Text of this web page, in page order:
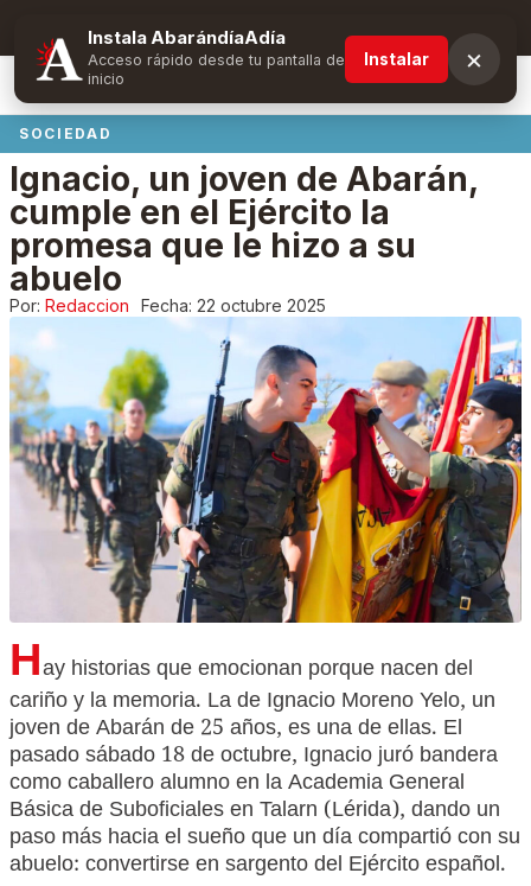
Suscríbete y obtén ventajas exclusivas
SOCIEDAD
Ignacio, un joven de Abarán,
cumple en el Ejército la
promesa que le hizo a su
abuelo
Por: Redaccion Fecha: 22 octubre 2025
Hay historias que emocionan porque nacen del
cariño y la memoria. La de Ignacio Moreno Yelo, un
joven de Abarán de 25 años, es una de ellas. El
pasado sábado 18 de octubre, Ignacio juró bandera
como caballero alumno en la Academia General
Básica de Suboficiales en Talarn (Lérida), dando un
paso más hacia el sueño que un día compartió con su
abuelo: convertirse en sargento del Ejército español.
Instala AbarándíaAdía
Acceso rápido desde tu pantalla de
inicio
Instalar ×